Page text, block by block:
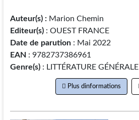
Auteur(s) :Marion Chemin
Editeur(s) : OUEST FRANCE
Date de parution: Mai 2022
EAN : 9782737386961
Genre(s): LITTÉRATURE GÉNÉRALE
Plus dinformations